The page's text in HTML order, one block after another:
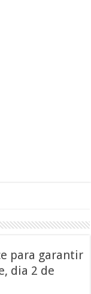
para garantir
dia 2 de